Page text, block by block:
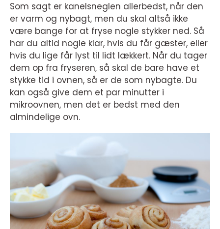
Som sagt er kanelsneglen allerbedst, når den
er varm og nybagt, men du skal altså ikke
være bange for at fryse nogle stykker ned. Så
har du altid nogle klar, hvis du får gæster, eller
hvis du lige får lyst til lidt lækkert. Når du tager
dem op fra fryseren, så skal de bare have et
stykke tid i ovnen, så er de som nybagte. Du
kan også give dem et par minutter i
mikroovnen, men det er bedst med den
almindelige ovn.